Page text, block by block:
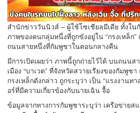
สำนักข่าววันนิวส์ – ผู้ใช้โซเชียลมีเดีย ทั้งใ
ภาพของคนกลุ่มหนึ่งที่ถูกขังอยู่ใน “กรงเหล็ก
ถนนสายหนึ่งที่กัมพูชาในตอนกลางคืน
มีการเปิดเผยว่า ภาพนี้ถูกถ่ายไว้ได้ บนถนนส
เมือง “บาเวต” ที่จังหวัดสวายเรียงของกัมพู
กรงเหล็กดังกล่าว ถูกระบุว่า เป็น “แรงงานท
อร์ที่มีความเกี่ยวข้องกับนายเฉิน จื้อ
ข้อมูลจากทางการกัมพูชาระบุว่า เครือข่ายส